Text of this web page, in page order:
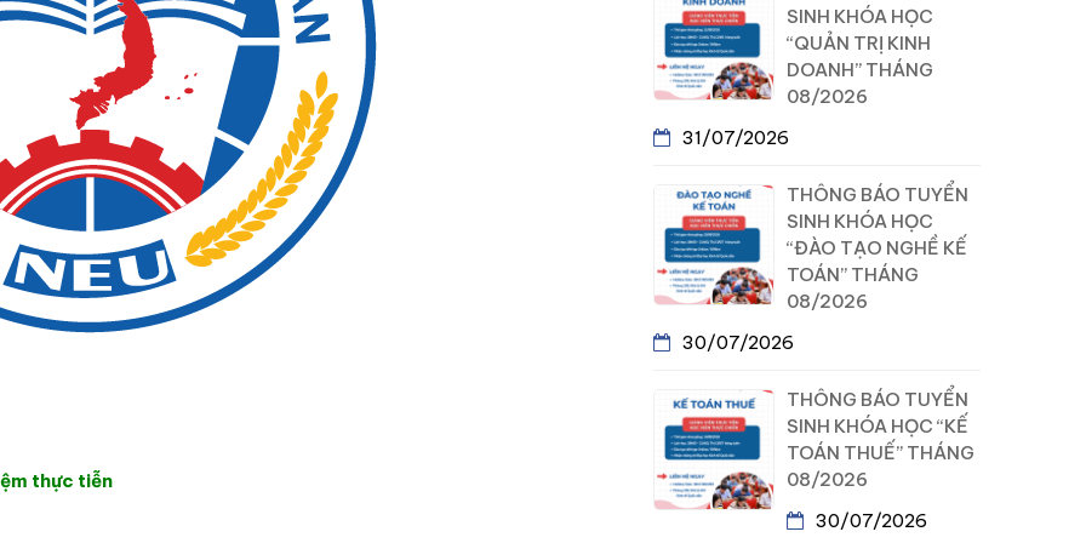
thực tiễn
SINH KHÓA HỌC
“QUẢN TRỊ KINH
DOANH” THÁNG
08/2026
31/07/2026
THÔNG BÁO TUYỂN
SINH KHÓA HỌC
“ĐÀO TẠO NGHỀ KẾ
TOÁN” THÁNG
08/2026
30/07/2026
THÔNG BÁO TUYỂN
SINH KHÓA HỌC “KẾ
TOÁN THUẾ” THÁNG
08/2026
30/07/2026